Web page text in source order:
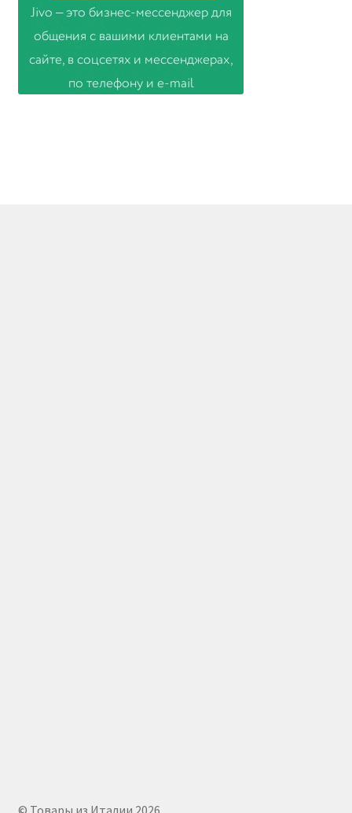
© Товары из Италии 2026